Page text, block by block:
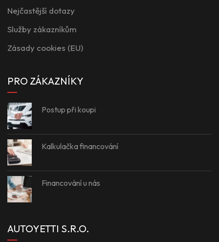
Nejčastější dotazy
Služby zákazníkům
Zásady cookies (EU)
PRO ZÁKAZNÍKY
Postup při koupi
Kalkulačka financování
Financování u nás
AUTOYETTI S.R.O.